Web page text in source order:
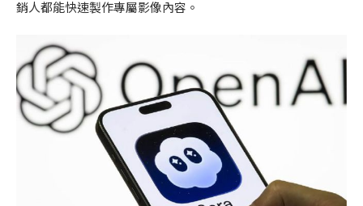
銷人都能快速製作專屬影像內容。